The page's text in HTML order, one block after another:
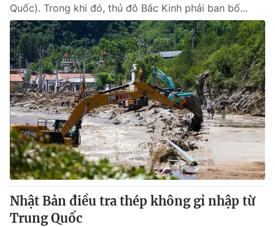
Email:toasoan@vtv.vn
Liên hệ quảng cáo:024-7300.7108
® Cấm sao chép dưới mọi hình thức nếu không có sự chấp
thuận bằng văn bản. Ghi rõ nguồn VTV.vn khi phát hành lại
thông tin từ website này.
Quốc). Trong khi đó, thủ đô Bắc Kinh phải ban bố...
Nhật Bản điều tra thép không gỉ nhập từ
Trung Quốc